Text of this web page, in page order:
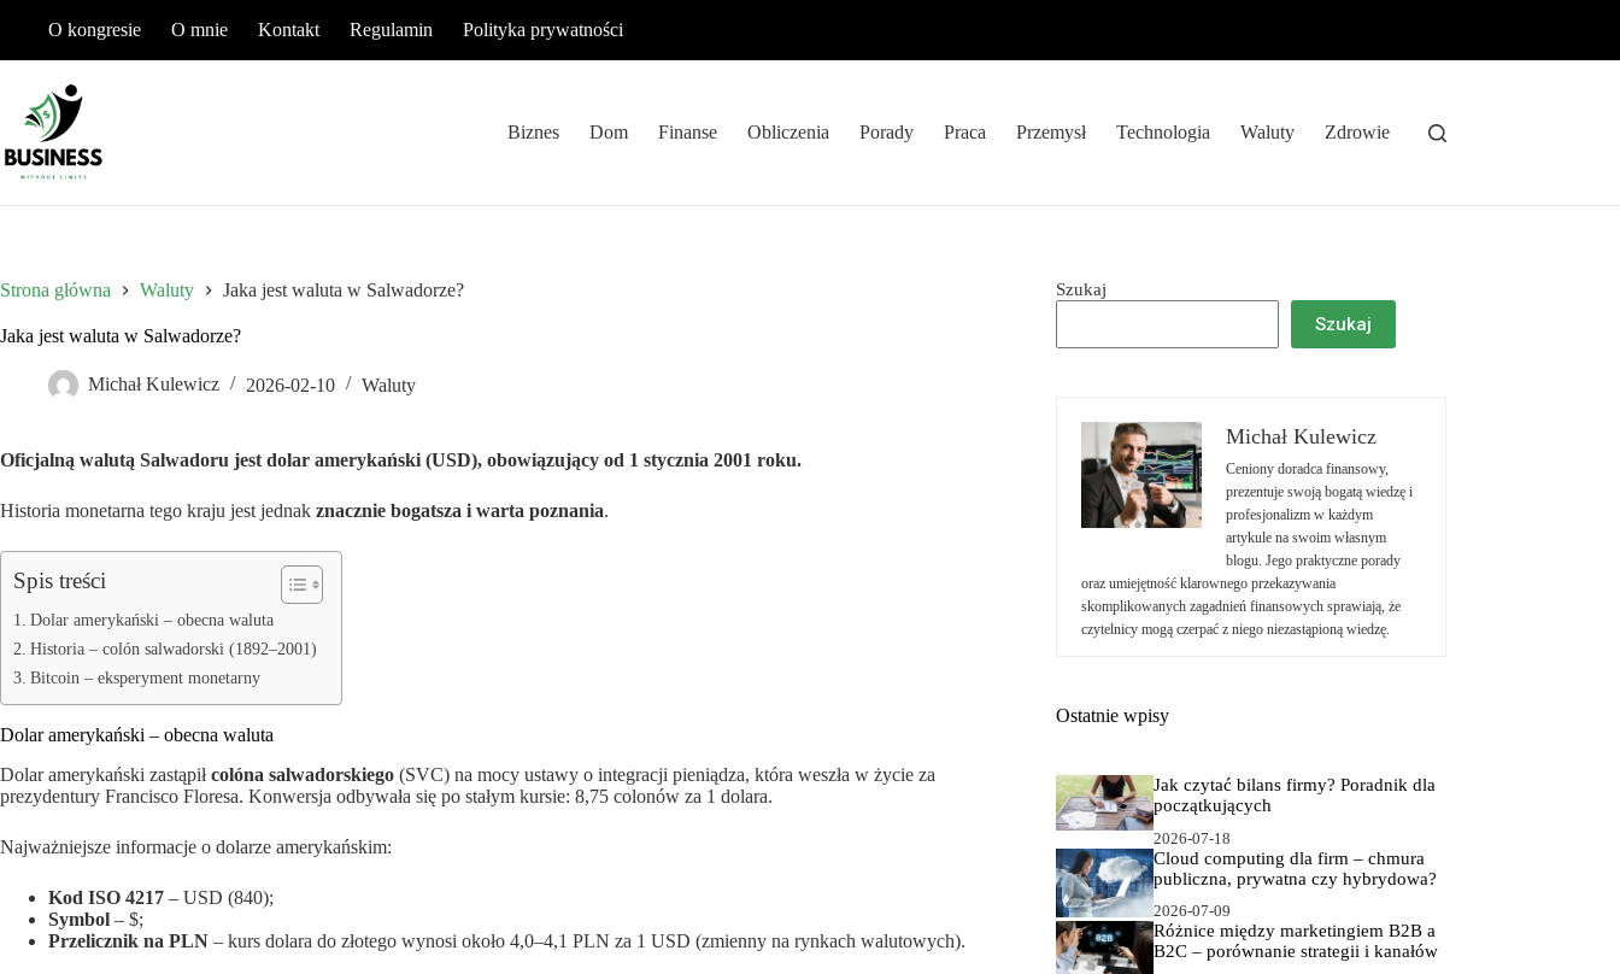
O kongresie O mnie Kontakt Regulamin Polityka prywatności
Biznes Dom Finanse Obliczenia Porady Praca Przemysł Technologia Waluty Zdrowie
Strona główna Waluty Jaka jest waluta w Salwadorze?
Jaka jest waluta w Salwadorze?
Michał Kulewicz 2026-02-10 Waluty
Oficjalną walutą Salwadoru jest dolar amerykański (USD), obowiązujący od 1 stycznia 2001 roku.
Historia monetarna tego kraju jest jednak znacznie bogatsza i warta poznania.
Spis treści
Dolar amerykański – obecna waluta
Historia – colón salwadorski (1892–2001)
Bitcoin – eksperyment monetarny
Dolar amerykański – obecna waluta
Dolar amerykański zastąpiłcolóna salwadorskiego (SVC) na mocy ustawy o integracji pieniądza, która weszła w życie za
prezydentury Francisco Floresa. Konwersja odbywała się po stałym kursie: 8,75 colonów za 1 dolara.
Najważniejsze informacje o dolarze amerykańskim:
Kod ISO 4217 – USD (840);
Symbol – $;
Przelicznik na PLN – kurs dolara do złotego wynosi około 4,0–4,1 PLN za 1 USD (zmienny na rynkach walutowych).
Szukaj
Szukaj
Michał Kulewicz
Ceniony doradca finansowy,
prezentuje swoją bogatą wiedzę i
profesjonalizm w każdym
artykule na swoim własnym
blogu. Jego praktyczne porady
oraz umiejętność klarownego przekazywania
skomplikowanych zagadnień finansowych sprawiają, że
czytelnicy mogą czerpać z niego niezastąpioną wiedzę.
Ostatnie wpisy
Jak czytać bilans firmy? Poradnik dla
początkujących
2026-07-18
Cloud computing dla firm – chmura
publiczna, prywatna czy hybrydowa?
2026-07-09
Różnice między marketingiem B2B a
B2C – porównanie strategii i kanałów